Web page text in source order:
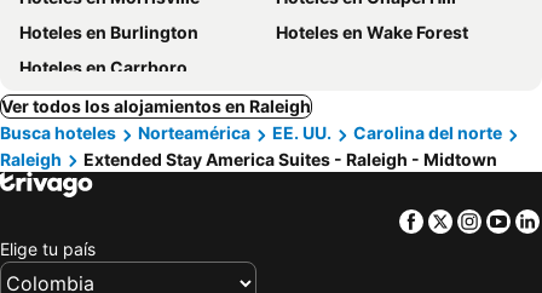
Hoteles en Burlington
Hoteles en Wake Forest
Hoteles en Carrboro
Ver todos los alojamientos en Raleigh
Busca hoteles
Norteamérica EE. UU.
Carolina del norte
Raleigh
Extended Stay America Suites - Raleigh - Midtown
Facebook
Twitter
Elige tu país